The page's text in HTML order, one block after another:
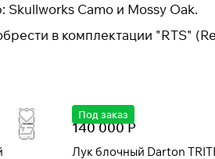
Skullworks Camo и Mossy Oak.
в комплектации "RTS"
Под заказ
140 000 Р
Лук блочный Darton